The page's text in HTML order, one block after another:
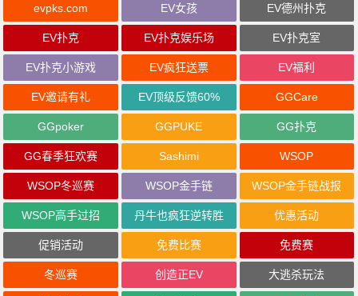
evpks.com EV女孩 EV德州扑克
EV扑克 EV扑克娱乐场 EV扑克室
EV扑克小游戏 EV疯狂送票 EV福利
EV邀请有礼 EV顶级反馈60% GGCare
GGpoker GGPUKE GG扑克
GG春季狂欢赛 Sashimi WSOP
WSOP冬巡赛 WSOP金手链 WSOP金手链战报
WSOP高手过招 丹牛也疯狂逆转胜 优惠活动
促销活动 免费比赛 免费赛
冬巡赛 创造正EV 大逃杀玩法